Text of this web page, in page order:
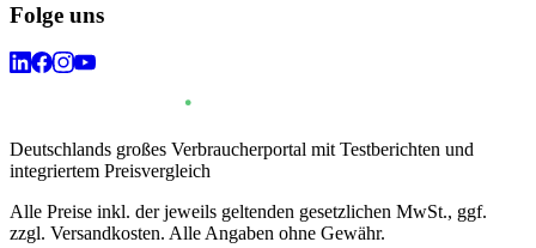
Folge uns
Deutschlands großes Verbraucherportal mit Testberichten und
integriertem Preisvergleich
Alle Preise inkl. der jeweils geltenden gesetzlichen MwSt., ggf.
zzgl. Versandkosten. Alle Angaben ohne Gewähr.